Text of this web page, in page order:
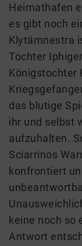
Heimathafen
es gibt noch
Klytämnestra
Tochter
Königstochter
das blutige
ihr und selbst
aufzuhalten.
Sciarrinos
konfrontiert
keine noch so
Antwort